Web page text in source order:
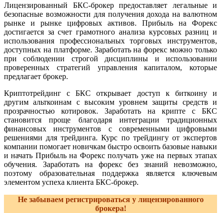
Лицензированный БКС-брокер предоставляет легальные и
безопасные возможности для получения дохода на валютном
рынке и рынке цифровых активов. Прибыль на Форекс
достигается за счет грамотного анализа курсовых разниц и
использования профессиональных торговых инструментов,
доступных на платформе. Заработать на форекс можно только
при соблюдении строгой дисциплины и использовании
проверенных стратегий управления капиталом, которые
предлагает брокер.
Криптотрейдинг с БКС открывает доступ к биткоину и
другим альткоинам с высоким уровнем защиты средств и
прозрачностью котировок. Заработать на крипте с БКС
становится проще благодаря интеграции традиционных
финансовых инструментов с современными цифровыми
решениями для трейдинга. Курс по трейдингу от экспертов
компании помогает новичкам быстро освоить базовые навыки
и начать Прибыль на Форекс получать уже на первых этапах
обучения. Заработать на форекс без знаний невозможно,
поэтому образовательная поддержка является ключевым
элементом успеха клиента БКС-брокер.
Не забываем регистрироваться у лицензированного
брокера!